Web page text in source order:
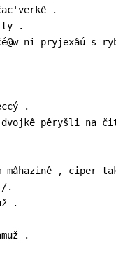
.
ty .
ni pryjexâú s
.
pêryšli na
mâhazinê , ciper
.
.
.